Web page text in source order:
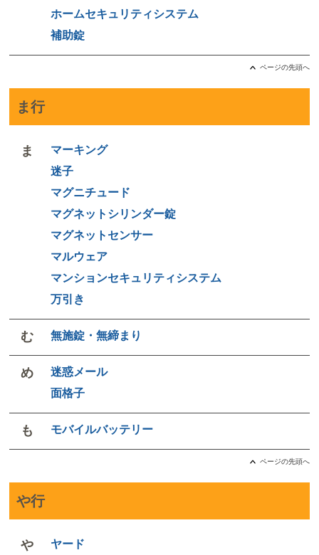
ホームセキュリティシステム
補助錠
ページの先頭へ
ま行
ま
マーキング
迷子
マグニチュード
マグネットシリンダー錠
マグネットセンサー
マルウェア
マンションセキュリティシステム
万引き
む 無施錠・無締まり
め
迷惑メール
面格子
も モバイルバッテリー
ページの先頭へ
や行
や
ヤード